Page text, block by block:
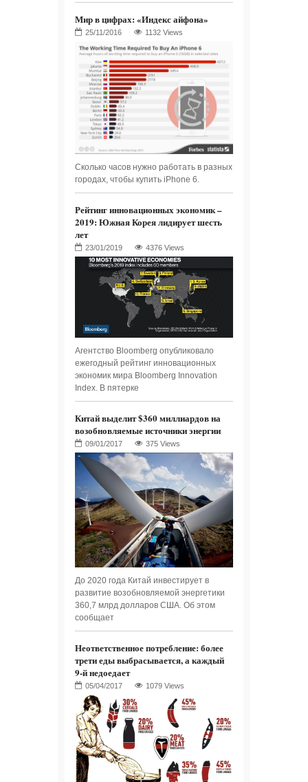
Мир в цифрах: «Индекс айфона»
1132 Views
Сколько часов нужно работать в разных
городах, чтобы купить iPhone 6.
Рейтинг инновационных экономик –
2019: Южная Корея лидирует шесть
лет
4376 Views
Агентство Bloomberg опубликовало
ежегодный рейтинг инновационных
экономик мира Bloomberg Innovation
Index. В пятерке
Китай выделит $360 миллиардов на
возобновляемые источники энергии
375 Views
До 2020 года Китай инвестирует в
развитие возобновляемой энергетики
360,7 млрд долларов США. Об этом
сообщает
Неответственное потребление: более
трети еды выбрасывается, а каждый
9-й недоедает
1079 Views